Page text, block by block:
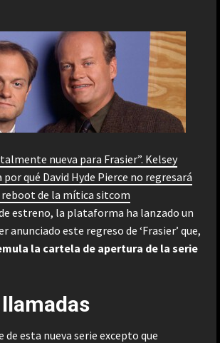
nueva para Frasier”. Kelsey
qué David Hyde Pierce no regresará
de la mítica sitcom
estreno, la plataforma ha lanzado un
anunciado este regreso de ‘Frasier’ que,
la cartela de apertura de la serie
de esta nueva serie excepto que